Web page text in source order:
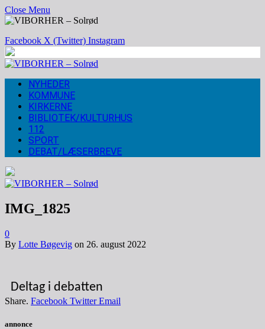
Close Menu
Facebook X (Twitter) Instagram
NYHEDER
KOMMUNE
KIRKERNE
BIBLIOTEK/KULTURHUS
112
SPORT
DEBAT/LÆSERBREVE
IMG_1825
0
By Lotte Bøgevig on 26. august 2022
Deltag i debatten
Share. Facebook Twitter Email
annonce